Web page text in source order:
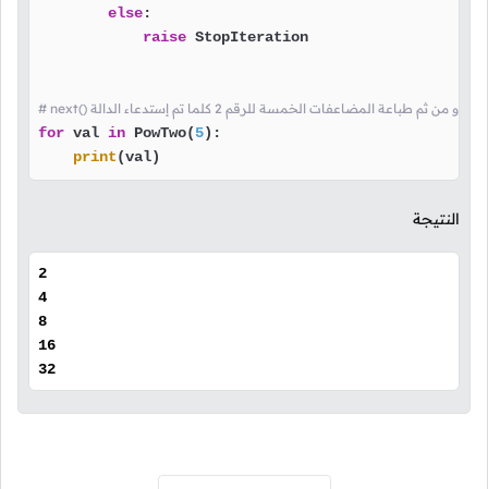
else:
raise StopIteration
for val in PowTwo(5):
print(val)
النتيجة
2
4
8
16
32